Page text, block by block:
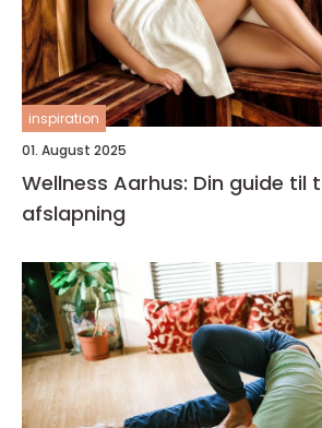
inspiration
01. August 2025
Wellness Aarhus: Din guide til
afslapning